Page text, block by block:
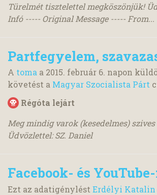
Türelmét tisztelettel megköszönjük!
Infó ----- Original Message ----- From...
Partfegyelem,
A toma a 2015. február 6. napon
követést a Magyar Szocialista Párt
Régóta lejárt
Meg mindig varok (kesedelmes)
Üdvözlettel: SZ. Daniel
Facebook- és
Ezt az adatigénylést Erdélyi Katalin